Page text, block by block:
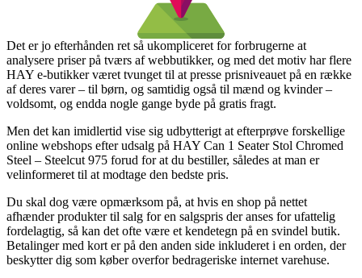
Det er jo efterhånden ret så ukompliceret for forbrugerne at
analysere priser på tværs af webbutikker, og med det motiv har flere
HAY e-butikker været tvunget til at presse prisniveauet på en række
af deres varer – til børn, og samtidig også til mænd og kvinder –
voldsomt, og endda nogle gange byde på gratis fragt.
Men det kan imidlertid vise sig udbytterigt at efterprøve forskellige
online webshops efter udsalg på HAY Can 1 Seater Stol Chromed
Steel – Steelcut 975 forud for at du bestiller, således at man er
velinformeret til at modtage den bedste pris.
Du skal dog være opmærksom på, at hvis en shop på nettet
afhænder produkter til salg for en salgspris der anses for ufattelig
fordelagtig, så kan det ofte være et kendetegn på en svindel butik.
Betalinger med kort er på den anden side inkluderet i en orden, der
beskytter dig som køber overfor bedrageriske internet varehuse.